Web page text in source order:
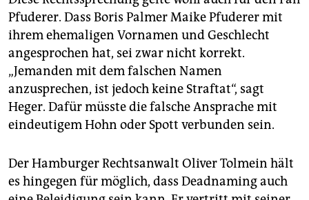
Pfuderer. Dass Boris Palmer Maike Pfuderer mit
ihrem ehemaligen Vornamen und Geschlecht
angesprochen hat, sei zwar nicht korrekt.
„Jemanden mit dem falschen Namen
anzusprechen, ist jedoch keine Straftat“, sagt
Heger. Dafür müsste die falsche Ansprache mit
eindeutigem Hohn oder Spott verbunden sein.
Der Hamburger Rechtsanwalt Oliver Tolmein hält
es hingegen für möglich, dass Deadnaming auch